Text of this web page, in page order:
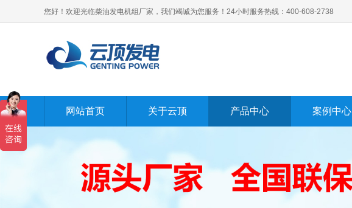
您好！欢迎光临柴油发电机组厂家，我们竭诚为您服务！24小时服务热线：400-608-2738
网站首页 关于云顶 产品中心 案例中心